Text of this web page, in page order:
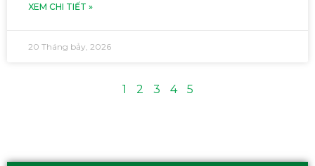
XEM CHI TIẾT »
20 Tháng bảy, 2026
1 2 3 4 5